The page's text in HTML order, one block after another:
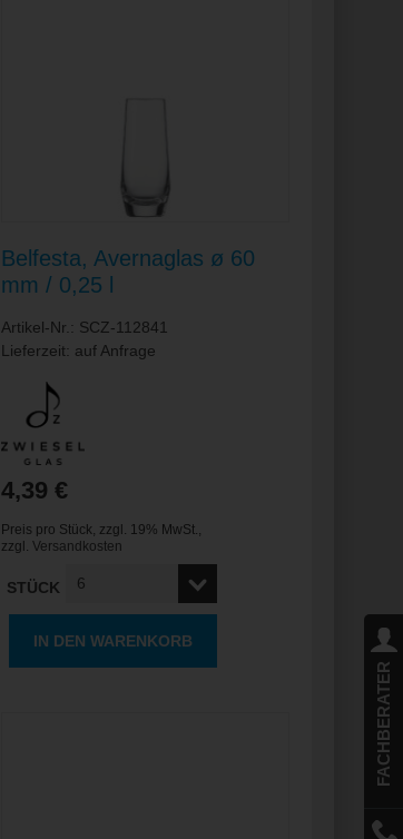
FACHBERATER
Belfesta, Avernaglas ø 60
mm / 0,25 l
Artikel-Nr.: SCZ-112841
Lieferzeit: auf Anfrage
4,39 €
Preis pro Stück zzgl. 19% MwSt.
zzgl. Versandkosten
STÜCK
IN DEN WARENKORB